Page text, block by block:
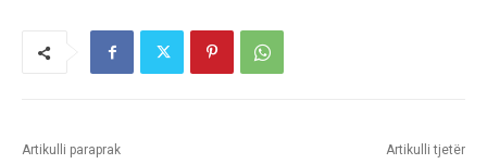
Artikulli paraprak Artikulli tjetër